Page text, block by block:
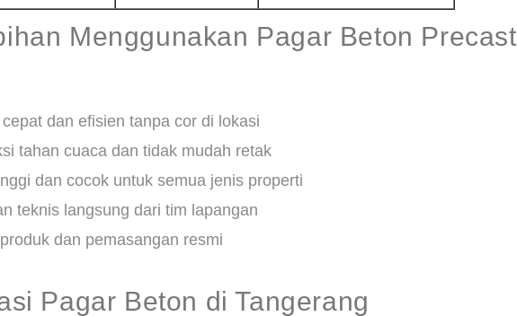
Menggunakan Pagar Beton Precast
dan efisien tanpa cor di lokasi
tahan cuaca dan tidak mudah retak
dan cocok untuk semua jenis properti
teknis langsung dari tim lapangan
dan pemasangan resmi
Pagar Beton di Tangerang